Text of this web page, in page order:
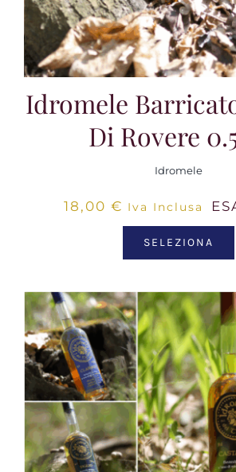
Idromele
Di Rovere
Idromele
18,00 € Iva Inclusa
SELEZIONA